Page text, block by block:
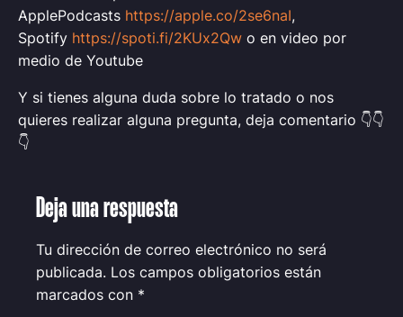
ApplePodcasts https://apple.co/2se6naI,
Spotify https://spoti.fi/2KUx2Qw o en video por
medio de Youtube
Y si tienes alguna duda sobre lo tratado o nos
quieres realizar alguna pregunta, deja comentario 👇👇
👇
Deja una respuesta
Tu dirección de correo electrónico no será
publicada. Los campos obligatorios están
marcados con *